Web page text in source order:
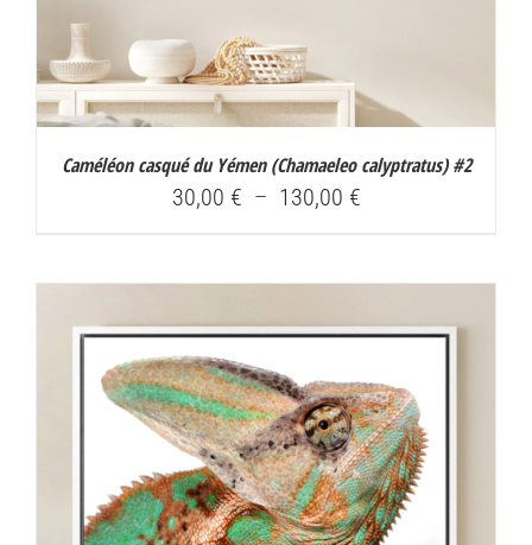
Caméléon casqué du Yémen (Chamaeleo calyptratus) #2
30,00 € – 130,00 €Plage
à
130,00 €